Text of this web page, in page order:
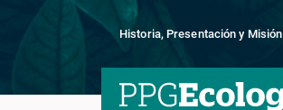
Historia, Presentación y Misión